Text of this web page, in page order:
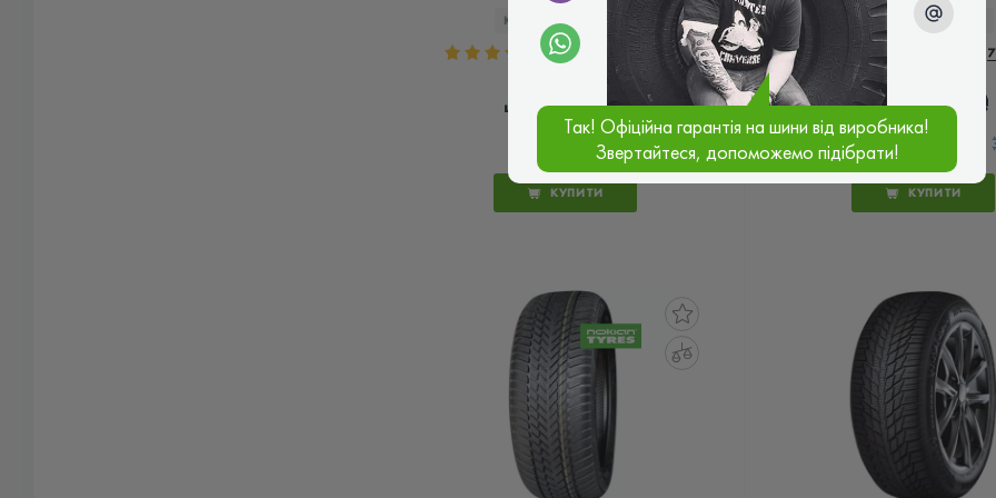
КОД ТОВАРУ: 29351
5.0 1 відгук
ціна 6 818 ₴
КУПИТИ
КОД ТОВАРУ:
ціна7 555 ₴
КУПИТИ
Так! Офіційна гарантія на шини від виробника!
Звертайтеся, допоможемо підібрати!